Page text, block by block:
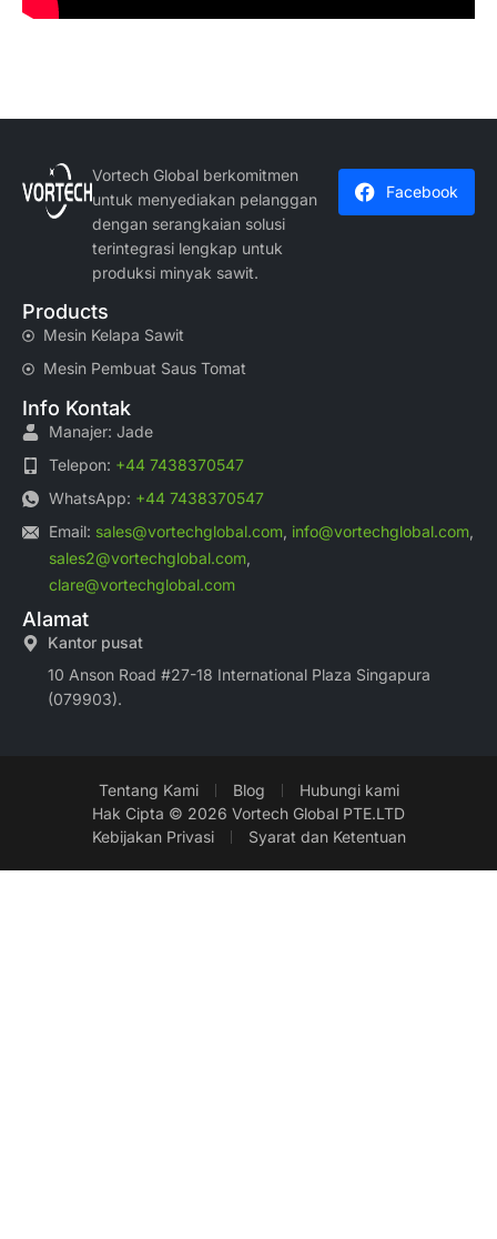
Vortech Global berkomitmen
untuk menyediakan pelanggan
dengan serangkaian solusi
terintegrasi lengkap untuk
produksi minyak sawit.
Facebook
Products
Mesin Kelapa Sawit
Mesin Pembuat Saus Tomat
Info Kontak
Manajer: Jade
Telepon: +44 7438370547
WhatsApp: +44 7438370547
Email: sales@vortechglobal.com, info@vortechglobal.com,
sales2@vortechglobal.com,
clare@vortechglobal.com
Alamat
Kantor pusat
10 Anson Road #27-18 International Plaza Singapura
(079903).
Tentang Kami Blog
Hubungi kami
Hak Cipta © 2026 Vortech Global PTE.LTD
Kebijakan Privasi
Syarat dan Ketentuan